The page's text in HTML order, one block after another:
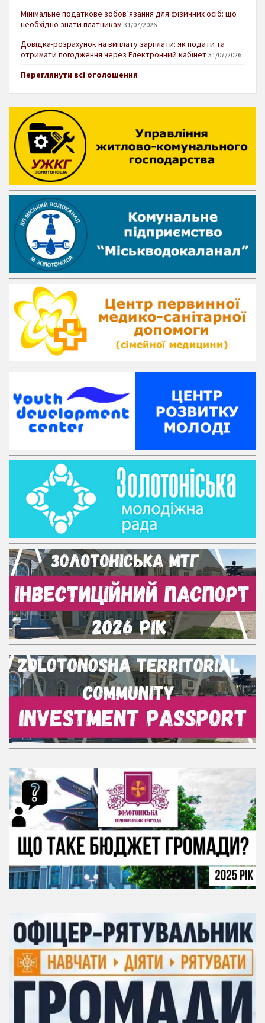
Мінімальне податкове зобов’язання для фізичних осіб: що
необхідно знати платникам 31/07/2026
Довідка-розрахунок на виплату зарплати: як подати та
отримати погодження через Електронний кабінет 31/07/2026
Переглянути всі оголошення